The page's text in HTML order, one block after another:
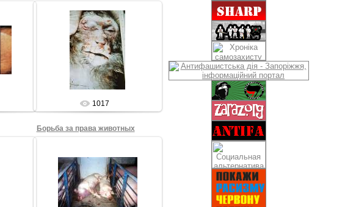
27.08.2009
Sham69
1017
Борьба за права животных
27.08.2009
Sham69